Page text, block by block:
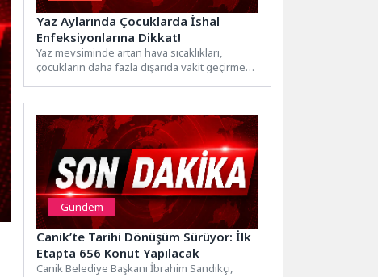
Yaz Aylarında Çocuklarda İshal
Enfeksiyonlarına Dikkat!
Yaz mevsiminde artan hava sıcaklıkları,
çocukların daha fazla dışarıda vakit geçirmesi,
Gündem
Canik’te Tarihi Dönüşüm Sürüyor: İlk
Etapta 656 Konut Yapılacak
Canik Belediye Başkanı İbrahim Sandıkçı,